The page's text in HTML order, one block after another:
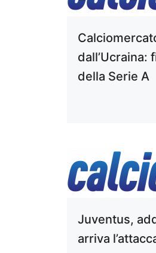
dall’Ucraina:
della Serie A
Juventus,
arriva